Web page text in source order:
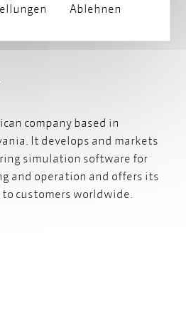
company based in
It develops and markets
simulation software for
and operation and offers its
customers worldwide.
Ablehnen